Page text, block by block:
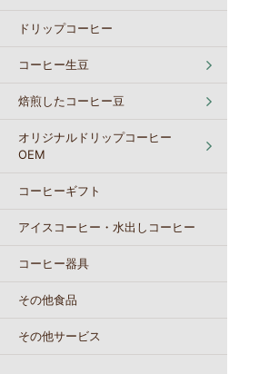
ドリップコーヒー
コーヒー生豆
焙煎したコーヒー豆
オリジナルドリップコーヒー
OEM
コーヒーギフト
アイスコーヒー・水出しコーヒー
コーヒー器具
その他食品
その他サービス